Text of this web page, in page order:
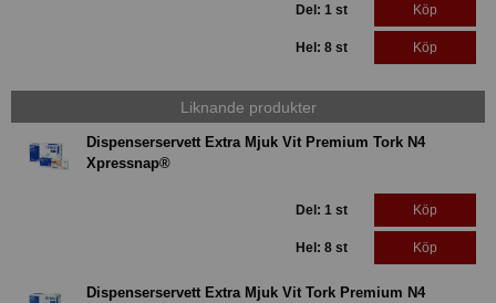
Del: 1 st Köp
Hel: 8 st Köp
Liknande produkter
Dispenserservett Extra Mjuk Vit Premium Tork N4
Xpressnap®
Del: 1 st Köp
Hel: 8 st Köp
Dispenserservett Extra Mjuk Vit Tork Premium N4